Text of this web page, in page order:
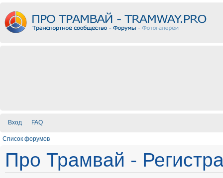
Вход FAQ
Список форумов
Про Трамвай -